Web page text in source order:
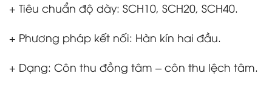
+ Tiêu chuẩn độ dày: SCH10, SCH20, SCH40.
+ Phương pháp kết nối: Hàn kín hai đầu.
+ Dạng: Côn thu đồng tâm – côn thu lệch tâm.